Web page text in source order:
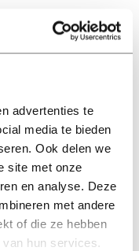
advertenties te
media te bieden
Ook delen we
site met onze
en analyse. Deze
met andere
of die ze hebben
hun services.
EN
meer lopen
heb signalen